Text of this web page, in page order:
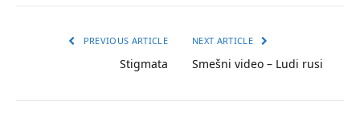
PREVIOUS ARTICLE
Stigmata
NEXT ARTICLE
Smešni video – Ludi rusi